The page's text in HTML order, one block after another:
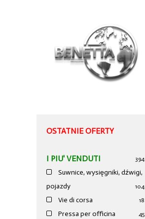
OSTATNIE OFERTY
I PIU' VENDUTI 394
Suwnice, wysięgniki, dźwigi,
pojazdy
104
Vie di corsa 18
Pressa per officina 45